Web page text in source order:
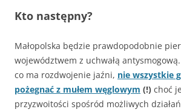
Kto następny?
Małopolska będzie prawdopodobnie
województwem z uchwałą
co ma rozdwojenie jaźni, nie wszystkie
pożegnać z mułem węglowym (!) choć
przyzwoitości spośród możliwych